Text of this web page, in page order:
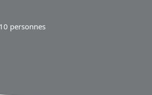
personnes